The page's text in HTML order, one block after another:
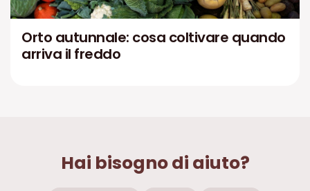
Orto autunnale: cosa coltivare quando
arriva il freddo
Hai bisogno di aiuto?